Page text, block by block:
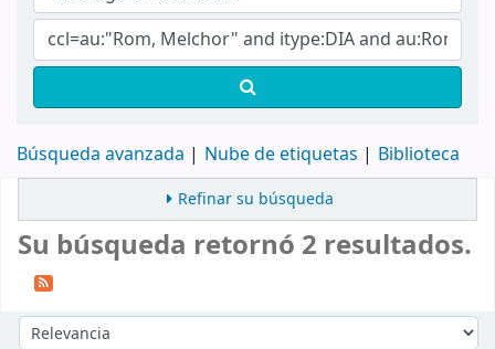
Búsqueda avanzada Nube de etiquetas Biblioteca
Refinar su búsqueda
Su búsqueda retornó 2 resultados.
Ordenar por: